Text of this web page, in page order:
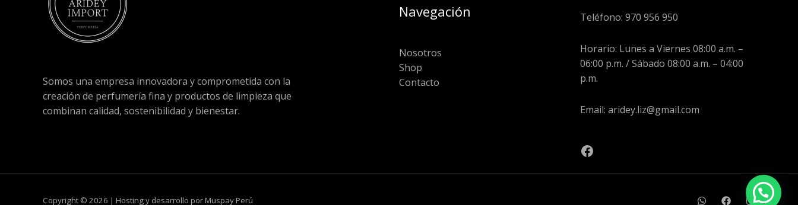
Somos una empresa innovadora y comprometida con la
creación de perfumería fina y productos de limpieza que
combinan calidad, sostenibilidad y bienestar.
Navegación
Nosotros
Shop
Contacto
Teléfono: 970 956 950
Horario: Lunes a Viernes 08:00 a.m. –
06:00 p.m. / Sábado 08:00 a.m. – 04:00
p.m.
Email: aridey.liz@gmail.com
Copyright © 2026 | Hosting y desarrollo por Muspay Perú